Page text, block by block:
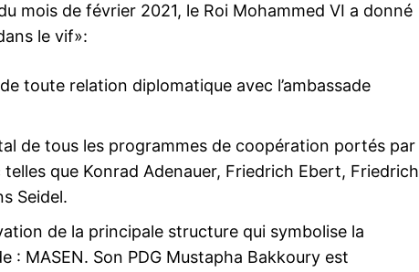
ans de diplomatie
stratégique à la
Nasser Bourita s’est entretenu au
Internationale, Abdallah ben Zayed Al
Nahyane. Le Chef de la diplomatie
marocaine a affirmé la ferme
contre les zones et les installations civiles…
18 January 2022
mois de février 2021, le Roi Mohammed VI a donné
le vif»:
toute relation diplomatique avec l’ambassade
de tous les programmes de coopération portés par
que Konrad Adenauer, Friedrich Ebert, Friedrich
Seidel.
de la principale structure qui symbolise la
: MASEN. Son PDG Mustapha Bakkoury est